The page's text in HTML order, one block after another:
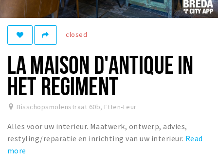
Housing
Registering municipality
Health insurance
General practitioner and first aid
Q&A
DISCOUNTS
Breda Student Shop
Spin the wheel!
LEISURE
closed
LA MAISON D'ANTIQUE IN
HET REGIMENT
Bisschopsmolenstraat 60b, Etten-Leur
Alles voor uw interieur. Maatwerk, ontwerp, advies,
restyling/reparatie en inrichting van uw interieur. Read
more